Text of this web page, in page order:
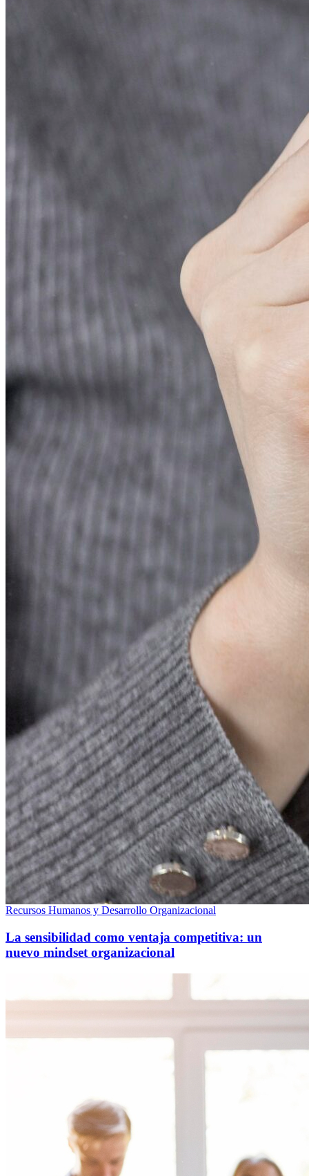
Recursos Humanos y Desarrollo Organizacional
La sensibilidad como ventaja competitiva: un
nuevo mindset organizacional